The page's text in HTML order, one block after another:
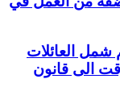
العائلات
الى قانون